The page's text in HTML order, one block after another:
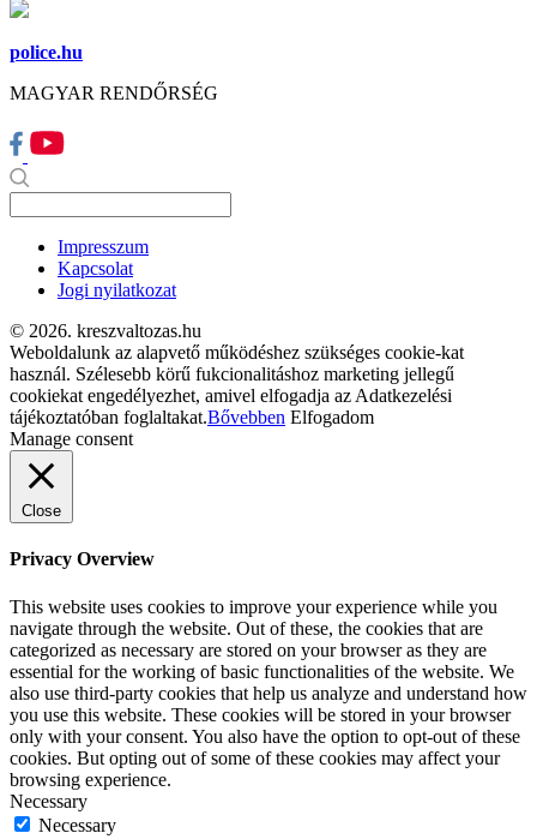
police.hu
MAGYAR RENDŐRSÉG
Impresszum
Kapcsolat
Jogi nyilatkozat
© 2026. kreszvaltozas.hu
Weboldalunk az alapvető működéshez szükséges cookie-kat
használ. Szélesebb körű fukcionalitáshoz marketing jellegű
cookiekat engedélyezhet, amivel elfogadja az Adatkezelési
tájékoztatóban foglaltakat.Bővebben Elfogadom
Manage consent
Close
Privacy Overview
This website uses cookies to improve your experience while you
navigate through the website. Out of these, the cookies that are
categorized as necessary are stored on your browser as they are
essential for the working of basic functionalities of the website. We
also use third-party cookies that help us analyze and understand how
you use this website. These cookies will be stored in your browser
only with your consent. You also have the option to opt-out of these
cookies. But opting out of some of these cookies may affect your
browsing experience.
Necessary
Necessary